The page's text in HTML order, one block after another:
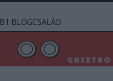
B1 BLOGCSALÁD